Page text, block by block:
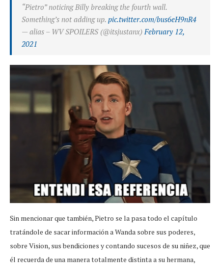
“Pietro” noticing Billy breaking the fourth wall.
Something’s not adding up. pic.twitter.com/bus6eH9nR4
— alias – WV SPOILERS (@itsjustanx) February 12,
2021
Sin mencionar que también, Pietro se la pasa todo el capítulo
tratándole de sacar información a Wanda sobre sus poderes,
sobre Vision, sus bendiciones y contando sucesos de su niñez, que
él recuerda de una manera totalmente distinta a su hermana,